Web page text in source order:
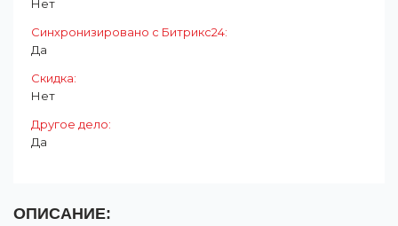
Нет
Синхронизировано с Битрикс24:
Да
Скидка:
Нет
Другое дело:
Да
ОПИСАНИЕ: